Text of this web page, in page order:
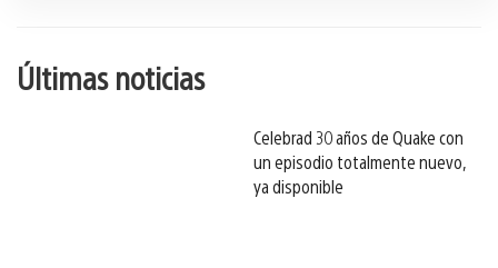
Últimas noticias
Celebrad 30 años de Quake con
un episodio totalmente nuevo,
ya disponible